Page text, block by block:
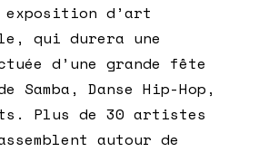
exposition d’art
qui durera une
d’une grande fête
Samba, Danse Hip-Hop,
Plus de 30 artistes
autour de